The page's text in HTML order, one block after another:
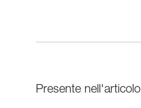
Presente nell'articolo